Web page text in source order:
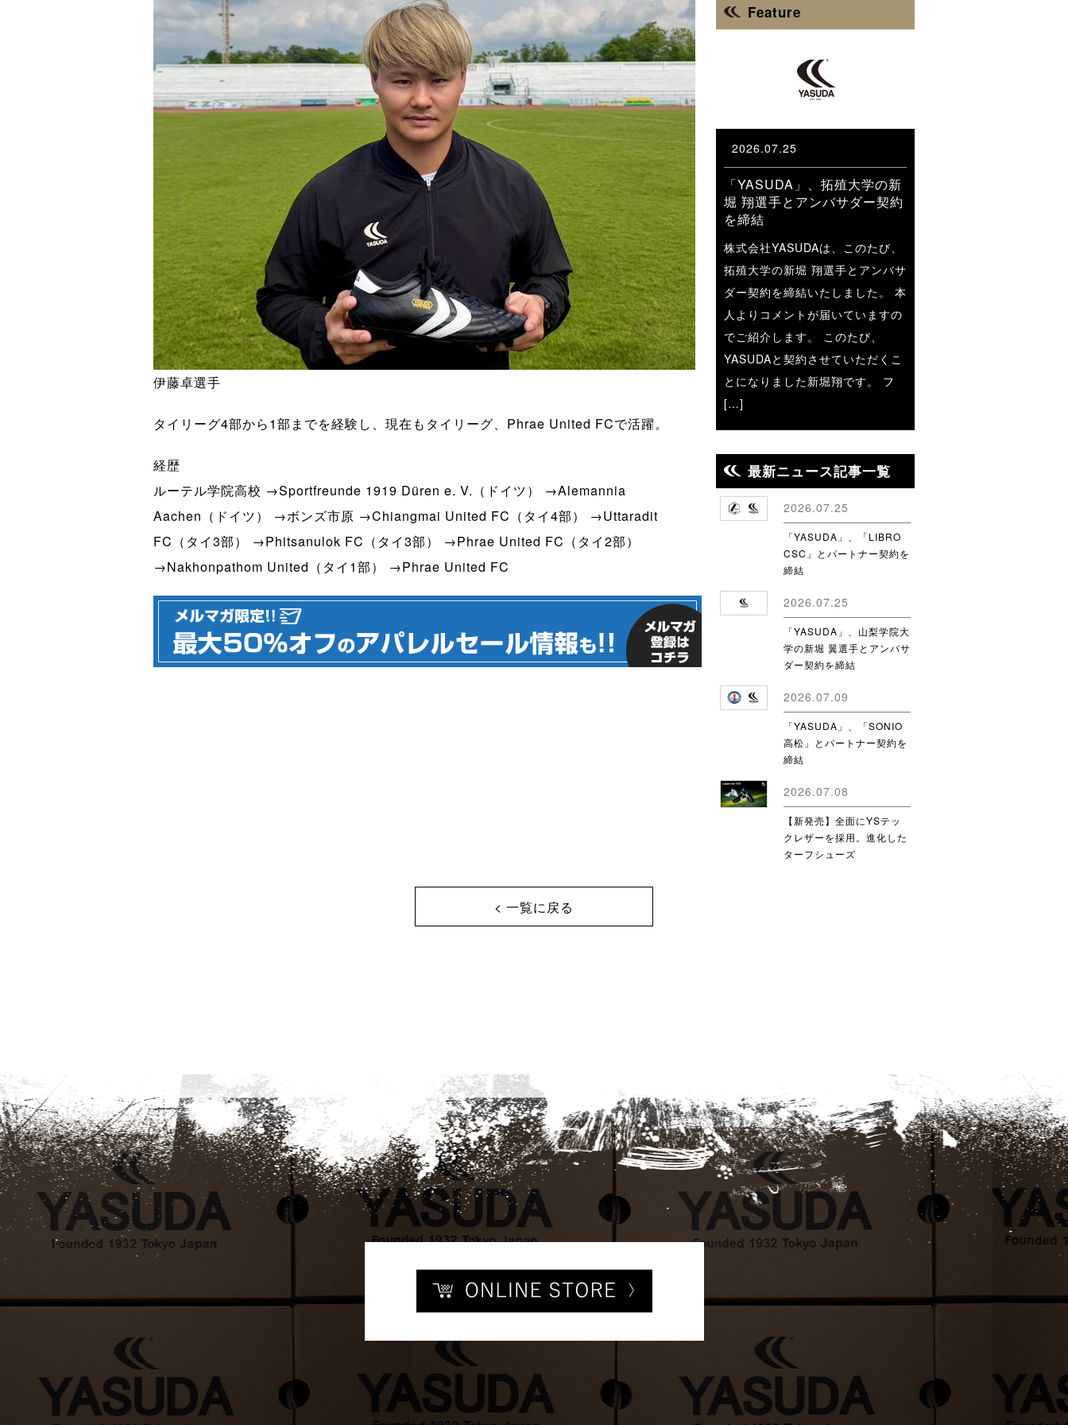
伊藤卓選手
タイリーグ4部から1部までを経験し、現在もタイリーグ、Phrae United FCで活躍。
経歴
ルーテル学院高校 →Sportfreunde 1919 Düren e. V.（ドイツ） →Alemannia
Aachen（ドイツ） →ボンズ市原 →Chiangmai United FC（タイ4部） →Uttaradit
FC（タイ3部） →Phitsanulok FC（タイ3部） →Phrae United FC（タイ2部）
→Nakhonpathom United（タイ1部） →Phrae United FC
Feature
2026.07.25
「YASUDA」、拓殖大学の新
堀 翔選手とアンバサダー契約
を締結
株式会社YASUDAは、このたび、
拓殖大学の新堀 翔選手とアンバサ
ダー契約を締結いたしました。 本
人よりコメントが届いていますの
でご紹介します。 このたび、
YASUDAと契約させていただくこ
とになりました新堀翔です。 フ
[…]
最新ニュース記事一覧
2026.07.25
「YASUDA」、「LIBRO
CSC」とパートナー契約を
締結
2026.07.25
「YASUDA」、山梨学院大
学の新堀 翼選手とアンバサ
ダー契約を締結
2026.07.09
「YASUDA」、「SONIO
高松」とパートナー契約を
締結
2026.07.08
【新発売】全面にYSテッ
クレザーを採用。進化した
ターフシューズ
< 一覧に戻る